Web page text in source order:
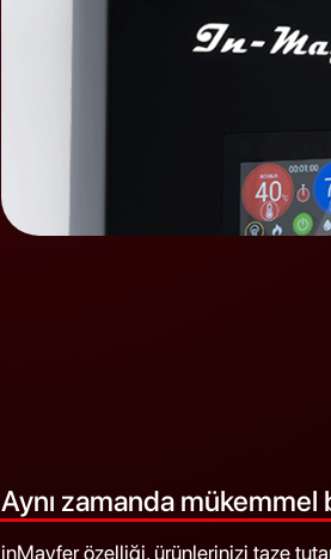
Aynı zamanda mükemmel
inMayfer özelliği, ürünlerinizi taze